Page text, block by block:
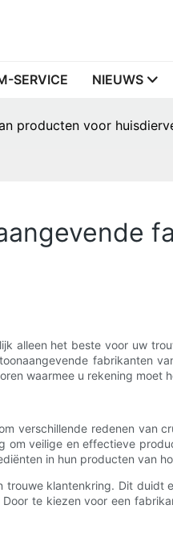
SERVICE NIEUWS
producten voor
alleen het beste voor uw
fabrikanten
waarmee u rekening moet
verschillende redenen van
veilige en effectieve
in hun producten van
klantenkring. Dit
te kiezen voor een